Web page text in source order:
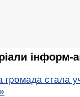
інформ-
громада стала